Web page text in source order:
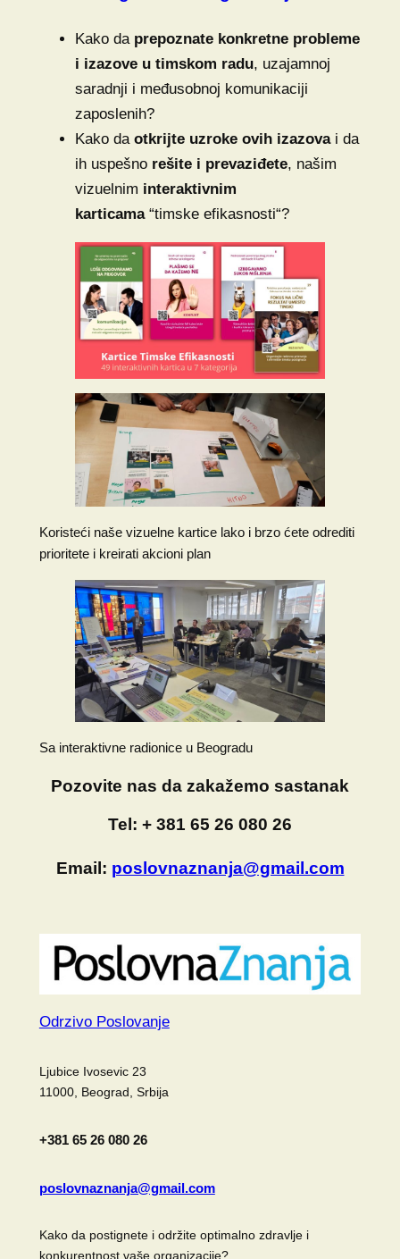
Kako da prepoznate konkretne probleme
i izazove u timskom radu, uzajamnoj
saradnji i međusobnoj komunikaciji
zaposlenih?
Kako da otkrijte uzroke ovih izazovai da
ih uspešno rešite i prevaziđete, našim
vizuelnim interaktivnim
karticama“timske efikasnosti“?
Koristeći naše vizuelne kartice lako i brzo ćete odrediti
prioritete i kreirati akcioni plan
Sa interaktivne radionice u Beogradu
Pozovite nas da zakažemo sastanak
Tel: + 381 65 26 080 26
Email: poslovnaznanja@gmail.com
Odrzivo Poslovanje
Ljubice Ivosevic 23
11000, Beograd, Srbija
+381 65 26 080 26
poslovnaznanja@gmail.com
Kako da postignete i održite optimalno zdravlje i
konkurentnost vaše organizacije?